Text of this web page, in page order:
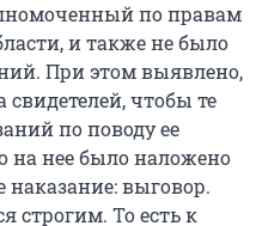
по правам
и также не было
При этом выявлено,
чтобы те
по поводу ее
на нее было наложено
выговор.
строгим. То есть к